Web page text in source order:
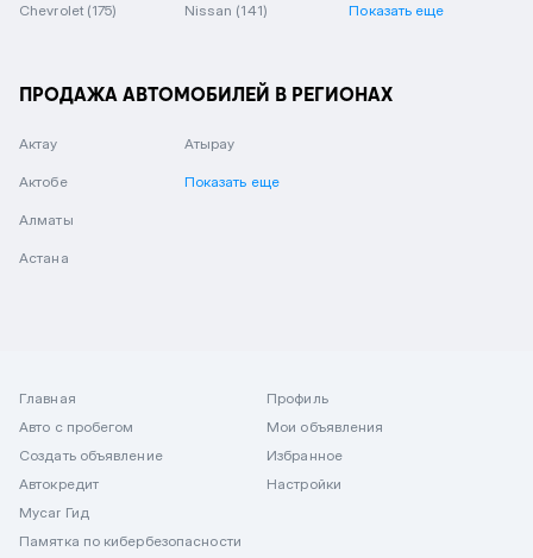
Chevrolet (175) Nissan (141) Показать еще
ПРОДАЖА АВТОМОБИЛЕЙ В РЕГИОНАХ
Актау
Актобе
Алматы
Астана
Атырау
Показать еще
Главная
Авто с пробегом
Создать объявление
Автокредит
Mycar Гид
Памятка по кибербезопасности
Профиль
Мои объявления
Избранное
Настройки